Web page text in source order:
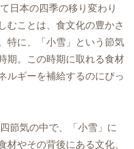
日本の四季の移り変わり
むことは、食文化の豊かさ
特に、「小雪」という節気
期。この時期に取れる食材
ルギーを補給するのにぴっ
節気の中で、「小雪」に
材やその背後にある文化、